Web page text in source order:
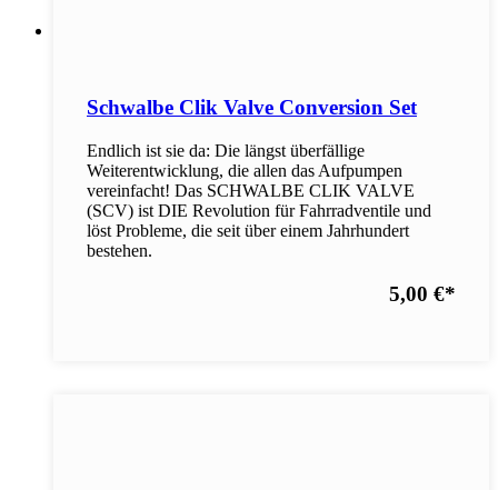
Schwalbe Clik Valve Conversion Set
Endlich ist sie da: Die längst überfällige
Weiterentwicklung, die allen das Aufpumpen
vereinfacht! Das SCHWALBE CLIK VALVE
(SCV) ist DIE Revolution für Fahrradventile und
löst Probleme, die seit über einem Jahrhundert
bestehen.
5,00 €*